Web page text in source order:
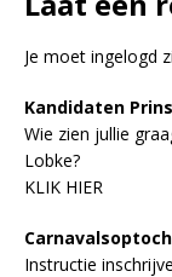
Je moet ingelogd
Kandidaten
Wie zien jullie
Lobke?
KLIK HIER
Instructie